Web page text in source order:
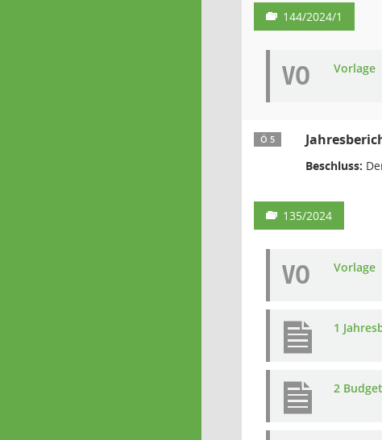
144/2024/1
VO Vorlage
Ö 5
Beschluss:
135/2024
VO Vorlage
1
2